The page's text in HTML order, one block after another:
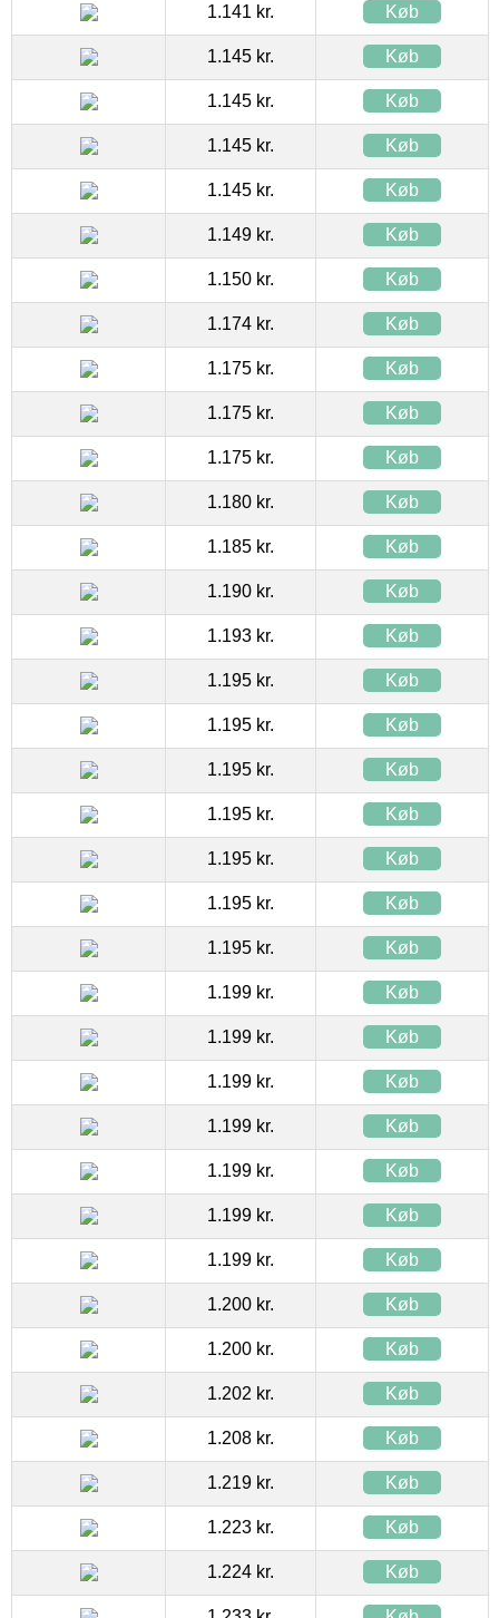
1.141 kr. Køb
1.145 kr. Køb
1.145 kr. Køb
1.145 kr. Køb
1.145 kr. Køb
1.149 kr. Køb
1.150 kr. Køb
1.174 kr. Køb
1.175 kr. Køb
1.175 kr. Køb
1.175 kr. Køb
1.180 kr. Køb
1.185 kr. Køb
1.190 kr. Køb
1.193 kr. Køb
1.195 kr. Køb
1.195 kr. Køb
1.195 kr. Køb
1.195 kr. Køb
1.195 kr. Køb
1.195 kr. Køb
1.195 kr. Køb
1.199 kr. Køb
1.199 kr. Køb
1.199 kr. Køb
1.199 kr. Køb
1.199 kr. Køb
1.199 kr. Køb
1.199 kr. Køb
1.200 kr. Køb
1.200 kr. Køb
1.202 kr. Køb
1.208 kr. Køb
1.219 kr. Køb
1.223 kr. Køb
1.224 kr. Køb